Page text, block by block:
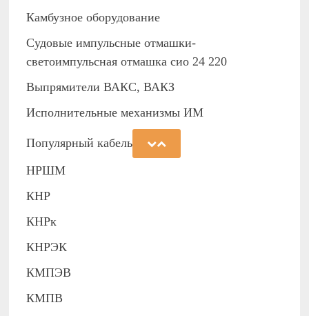
Камбузное оборудование
Судовые импульсные отмашки-
светоимпульсная отмашка сио 24 220
Выпрямители ВАКС, ВАКЗ
Исполнительные механизмы ИМ
Популярный кабель
НРШМ
КНР
КНРк
КНРЭК
КМПЭВ
КМПВ